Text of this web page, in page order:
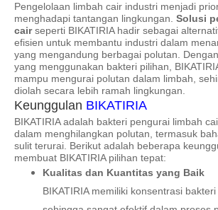
Pengelolaan limbah cair industri menjadi
menghadapi tantangan lingkungan. Solusi
cairseperti BIKATIRIA hadir sebagai
efisien untuk membantu industri dalam
yang mengandung berbagai polutan.
yang menggunakan bakteri pilihan,
mampu mengurai polutan dalam limbah,
diolah secara lebih ramah lingkungan.
Keunggulan BIKATIRIA
BIKATIRIA adalah bakteri pengurai limbah
dalam menghilangkan polutan, termasuk
sulit terurai. Berikut adalah beberapa
membuat BIKATIRIA pilihan tepat:
Kualitas dan Kuantitas yang Baik
BIKATIRIA memiliki konsentrasi